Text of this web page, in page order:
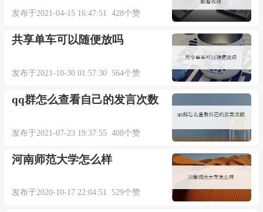
发布于2021-04-15 16:47:51 428个赞
共享单车可以随便放吗
发布于2021-10-30 01:57:30 564个赞
qq群怎么查看自己的发言次数
发布于2021-07-23 19:37:55 408个赞
河南师范大学怎么样
发布于2020-10-17 22:04:51 529个赞